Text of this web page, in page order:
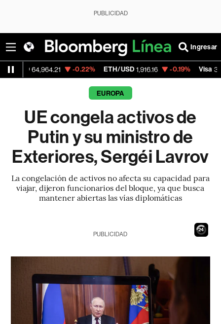
PUBLICIDAD
Ingresar
-0.22% ETH/USD 1,916.16 -0.19% Visa 362.50 -
EUROPA
UE congela activos de
Putin y su ministro de
Exteriores, Sergéi Lavrov
La congelación de activos no afecta su capacidad para
viajar, dijeron funcionarios del bloque, ya que busca
mantener abiertas las vías diplomáticas
23
PUBLICIDAD